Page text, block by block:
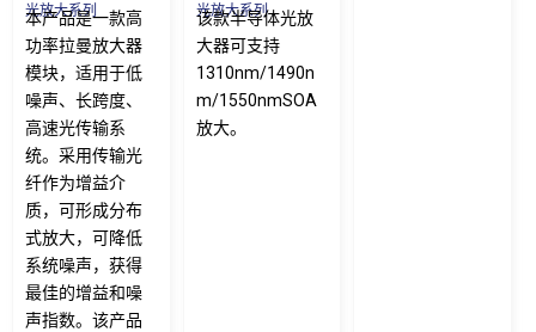
光放大系列
本产品是一款高
功率拉曼放大器
模块，适用于低
噪声、长跨度、
高速光传输系
统。采用传输光
纤作为增益介
质，可形成分布
式放大，可降低
系统噪声，获得
最佳的增益和噪
声指数。该产品
光放大系列
该款半导体光放
大器可支持
1310nm/1490n
m/1550nmSOA
放大。